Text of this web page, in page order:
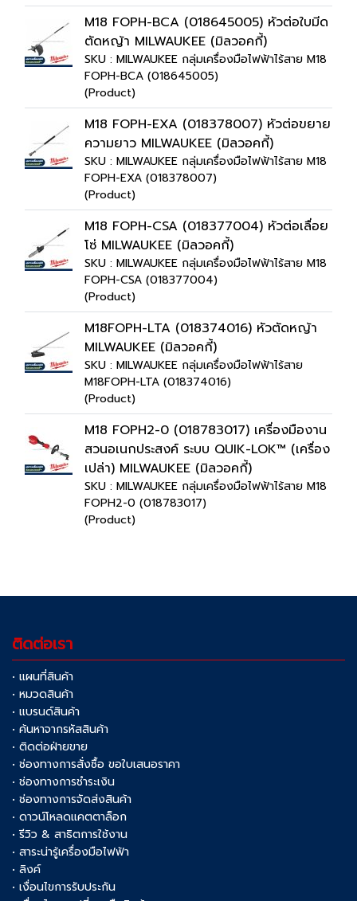
M18 FOPH-BCA (018645005) หัวต่อใบมีด
ตัดหญ้า MILWAUKEE (มิลวอคกี้)
SKU : MILWAUKEE กลุ่มเครื่องมือไฟฟ้าไร้สาย M18
FOPH-BCA (018645005)
(Product)
M18 FOPH-EXA (018378007) หัวต่อขยาย
ความยาว MILWAUKEE (มิลวอคกี้)
SKU : MILWAUKEE กลุ่มเครื่องมือไฟฟ้าไร้สาย M18
FOPH-EXA (018378007)
(Product)
M18 FOPH-CSA (018377004) หัวต่อเลื่อย
โซ่ MILWAUKEE (มิลวอคกี้)
SKU : MILWAUKEE กลุ่มเครื่องมือไฟฟ้าไร้สาย M18
FOPH-CSA (018377004)
(Product)
M18FOPH-LTA (018374016) หัวตัดหญ้า
MILWAUKEE (มิลวอคกี้)
SKU : MILWAUKEE กลุ่มเครื่องมือไฟฟ้าไร้สาย
M18FOPH-LTA (018374016)
(Product)
M18 FOPH2-0 (018783017) เครื่องมืองาน
สวนอเนกประสงค์ ระบบ QUIK-LOK™ (เครื่อง
เปล่า) MILWAUKEE (มิลวอคกี้)
SKU : MILWAUKEE กลุ่มเครื่องมือไฟฟ้าไร้สาย M18
FOPH2-0 (018783017)
(Product)
ติดต่อเรา
• แผนที่สินค้า
• หมวดสินค้า
• แบรนด์สินค้า
• ค้นหาจากรหัสสินค้า
• ติดต่อฝ่ายขาย
• ช่องทางการสั่งซื้อ ขอใบเสนอราคา
• ช่องทางการชำระเงิน
• ช่องทางการจัดส่งสินค้า
• ดาวน์โหลดแคตตาล็อก
• รีวิว & สาธิตการใช้งาน
• สาระน่ารู้เครื่องมือไฟฟ้า
• ลิงค์
• เงื่อนไขการรับประกัน